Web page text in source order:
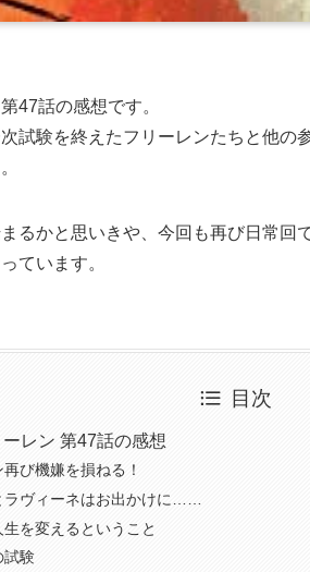
47話の感想です。
試験を終えたフリーレンたちと他の
るかと思いきや、今回も再び日常回
ています。
目次
レン 第47話の感想
び機嫌を損ねる！
ラヴィーネはお出かけに……
を変えるということ
試験